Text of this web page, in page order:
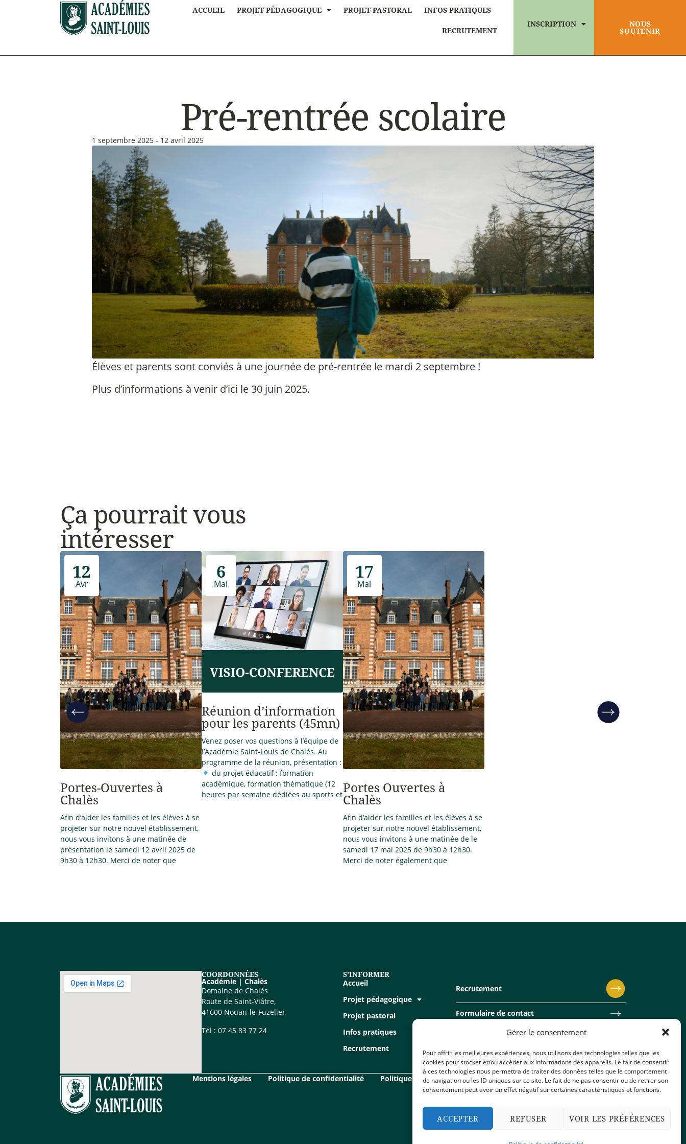
Gérer le consentement
Pour offrir les meilleures expériences, nous utilisons des technologies telles que les
cookies pour stocker et/ou accéder aux informations des appareils. Le fait de consentir
à ces technologies nous permettra de traiter des données telles que le comportement
de navigation ou les ID uniques sur ce site. Le fait de ne pas consentir ou de retirer son
consentement peut avoir un effet négatif sur certaines caractéristiques et fonctions.
ACCEPTER REFUSER VOIR LES PRÉFÉRENCES
ACCUEIL PROJET PÉDAGOGIQUE PROJET PASTORAL INFOS PRATIQUES
RECRUTEMENT
INSCRIPTION NOUS
SOUTENIR
Pré-rentrée scolaire
1 septembre 2025 - 12 avril 2025
Élèves et parents sont conviés à une journée de pré-rentrée le mardi 2 septembre !
Plus d’informations à venir d’ici le 30 juin 2025.
Ça pourrait vous
intéresser
12
Avr
Portes-Ouvertes à
Chalès
Afin d’aider les familles et les élèves à se
projeter sur notre nouvel établissement,
nous vous invitons à une matinée de
présentation le samedi 12 avril 2025 de
9h30 à 12h30. Merci de noter que
6
Mai
Réunion d’information
pour les parents (45mn)
Venez poser vos questions à l’équipe de
l’Académie Saint-Louis de Chalès. Au
programme de la réunion, présentation :
du projet éducatif : formation
académique, formation thématique (12
heures par semaine dédiées au sports et
17
Mai
Portes Ouvertes à
Chalès
Afin d’aider les familles et les élèves à se
projeter sur notre nouvel établissement,
nous vous invitons à une matinée de le
samedi 17 mai 2025 de 9h30 à 12h30.
Merci de noter également que
COORDONNÉES
Académie | Chalès
Domaine de Chalès
Route de Saint-Viâtre,
41600 Nouan-le-Fuzelier
Tél : 07 45 83 77 24
S'INFORMER
Accueil
Projet pédagogique
Projet pastoral
Infos pratiques
Recrutement
Recrutement
Formulaire de contact
Mentions légales Politique de confidentialité Politique de cookies (UE)2025 - Académies Saint-Louis de Chalès